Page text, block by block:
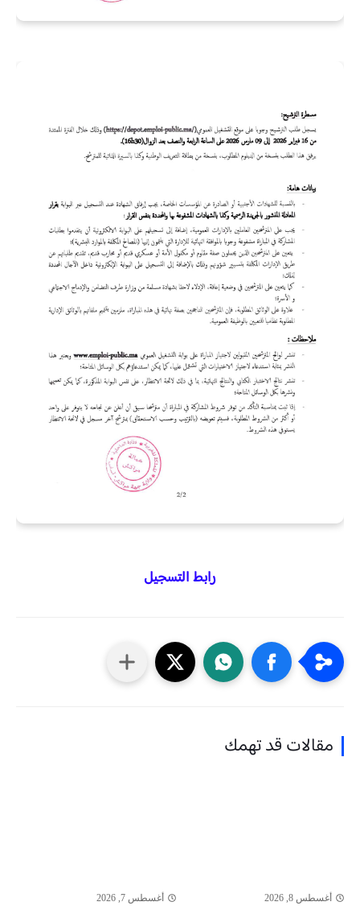
رابط التسجيل
مقالات قد تهمك
أغسطس 8, 2026 أغسطس 7, 2026